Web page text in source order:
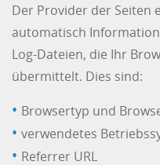
Der Provider der Seiten
automatisch
Log-Dateien, die Ihr
übermittelt. Dies sind:
Browsertyp und
verwendetes
Referrer URL